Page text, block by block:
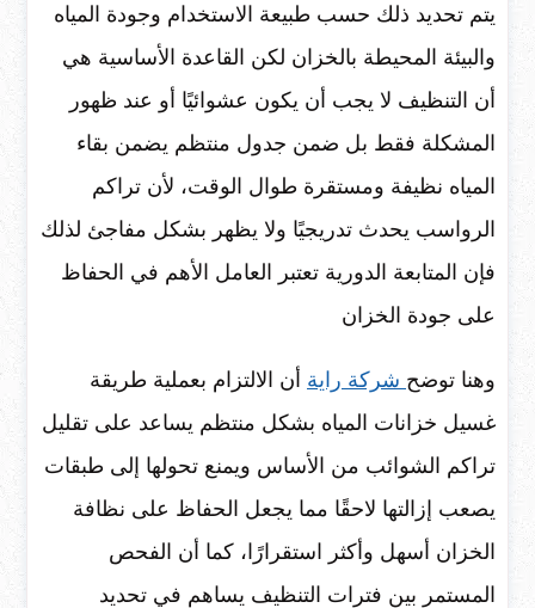
يتم تحديد ذلك حسب طبيعة الاستخدام وجودة المياه
والبيئة المحيطة بالخزان لكن القاعدة الأساسية هي
أن التنظيف لا يجب أن يكون عشوائيًا أو عند ظهور
المشكلة فقط بل ضمن جدول منتظم يضمن بقاء
المياه نظيفة ومستقرة طوال الوقت، لأن تراكم
الرواسب يحدث تدريجيًا ولا يظهر بشكل مفاجئ لذلك
فإن المتابعة الدورية تعتبر العامل الأهم في الحفاظ
على جودة الخزان
وهنا توضح شركة راية أن الالتزام بعملية طريقة
غسيل خزانات المياه بشكل منتظم يساعد على تقليل
تراكم الشوائب من الأساس ويمنع تحولها إلى طبقات
يصعب إزالتها لاحقًا مما يجعل الحفاظ على نظافة
الخزان أسهل وأكثر استقرارًا، كما أن الفحص
المستمر بين فترات التنظيف يساهم في تحديد